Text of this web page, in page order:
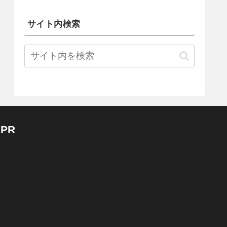
サイト内検索
PR